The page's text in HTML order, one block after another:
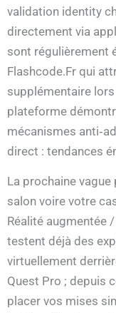
validation identity
directement via
sont régulièrement
Flashcode.Fr qui
supplémentaire
plateforme
mécanismes
direct : tendances
La prochaine
salon voire votre
Réalité augmentée
testent déjà des
virtuellement
Quest Pro ; depuis
placer vos mises